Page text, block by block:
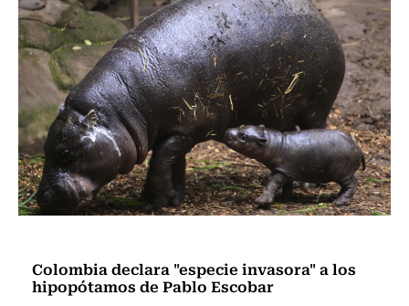
Colombia declara "especie invasora" a los
hipopótamos de Pablo Escobar